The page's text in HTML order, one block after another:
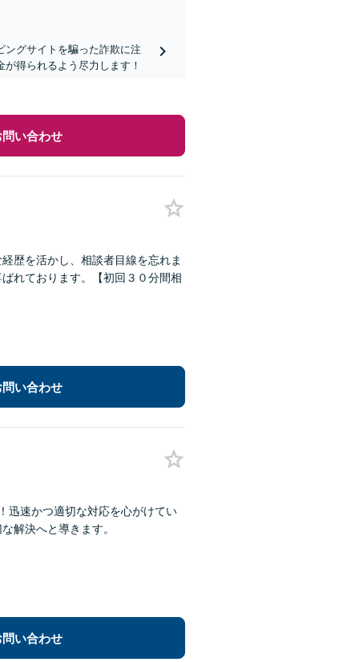
ングサイトを騙った詐欺に注
得られるよう尽力します！
問い合わせ
歴を活かし、相談者目線を忘れま
れております。【初回３０分間相
問い合わせ
迅速かつ適切な対応を心がけてい
解決へと導きます。
問い合わせ